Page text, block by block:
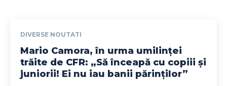
DIVERSE NOUTATI
Mario Camora, în urma umilinței
trăite de CFR: „Să înceapă cu copiii și
juniorii! Ei nu iau banii părinților”